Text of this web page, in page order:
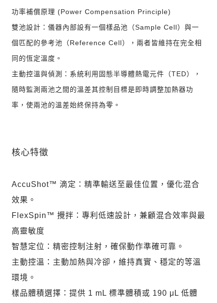
功率補償原理 (Power Compensation Principle)
雙池設計：儀器內部設有一個樣品池（Sample Cell）與一
個匹配的參考池（Reference Cell），兩者皆維持在完全相
同的恆定溫度。
主動控溫與偵測：系統利用固態半導體熱電元件（TED），
隨時監測兩池之間的溫差其控制目標是即時調整加熱器功
率，使兩池的溫差始終保持為零。
核心特徵
AccuShot™ 滴定：精準輸送至最佳位置，優化混合
效果。
FlexSpin™ 攪拌：專利低速設計，兼顧混合效率與最
高靈敏度
智慧定位：精密控制注射，確保動作準確可靠。
主動控溫：主動加熱與冷卻，維持真實、穩定的等溫
環境。
樣品體積選擇：提供 1 mL 標準體積或 190 μL 低體